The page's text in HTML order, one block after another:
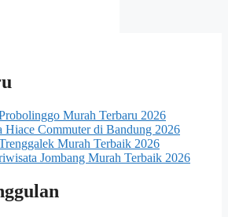
Murah Terbaru 2026
Hiace Commuter di Bandung 2026
Murah Terbaik 2026
Jombang Murah Terbaik 2026